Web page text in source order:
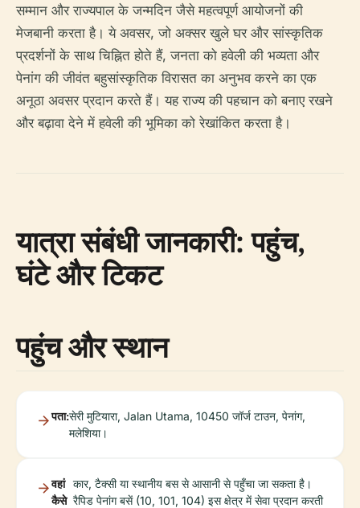
सम्मान और राज्यपाल के जन्मदिन जैसे महत्वपूर्ण आयोजनों की
मेजबानी करता है। ये अवसर, जो अक्सर खुले घर और सांस्कृतिक
प्रदर्शनों के साथ चिह्नित होते हैं, जनता को हवेली की भव्यता और
पेनांग की जीवंत बहुसांस्कृतिक विरासत का अनुभव करने का एक
अनूठा अवसर प्रदान करते हैं। यह राज्य की पहचान को बनाए रखने
और बढ़ावा देने में हवेली की भूमिका को रेखांकित करता है।
यात्रा संबंधी जानकारी: पहुंच,
घंटे और टिकट
पहुंच और स्थान
पता:सेरी मुटियारा, Jalan Utama, 10450 जॉर्ज टाउन, पेनांग,
मलेशिया।
वहां
कैसे
कार, टैक्सी या स्थानीय बस से आसानी से पहुँचा जा सकता है।
रैपिड पेनांग बसें (10, 101, 104) इस क्षेत्र में सेवा प्रदान करती